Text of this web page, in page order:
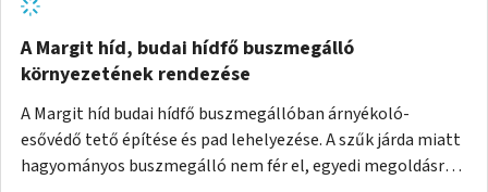
A Margit híd, budai hídfő buszmegálló
környezetének rendezése
A Margit híd budai hídfő buszmegállóban árnyékoló-
esővédő tető építése és pad lehelyezése. A szűk járda miatt
hagyományos buszmegálló nem fér el, egyedi megoldásra